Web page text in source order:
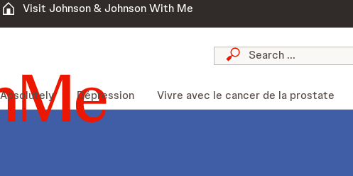
Visit Johnson & Johnson With Me
Apsolutely Dépression Vivre avec le cancer de la prostate